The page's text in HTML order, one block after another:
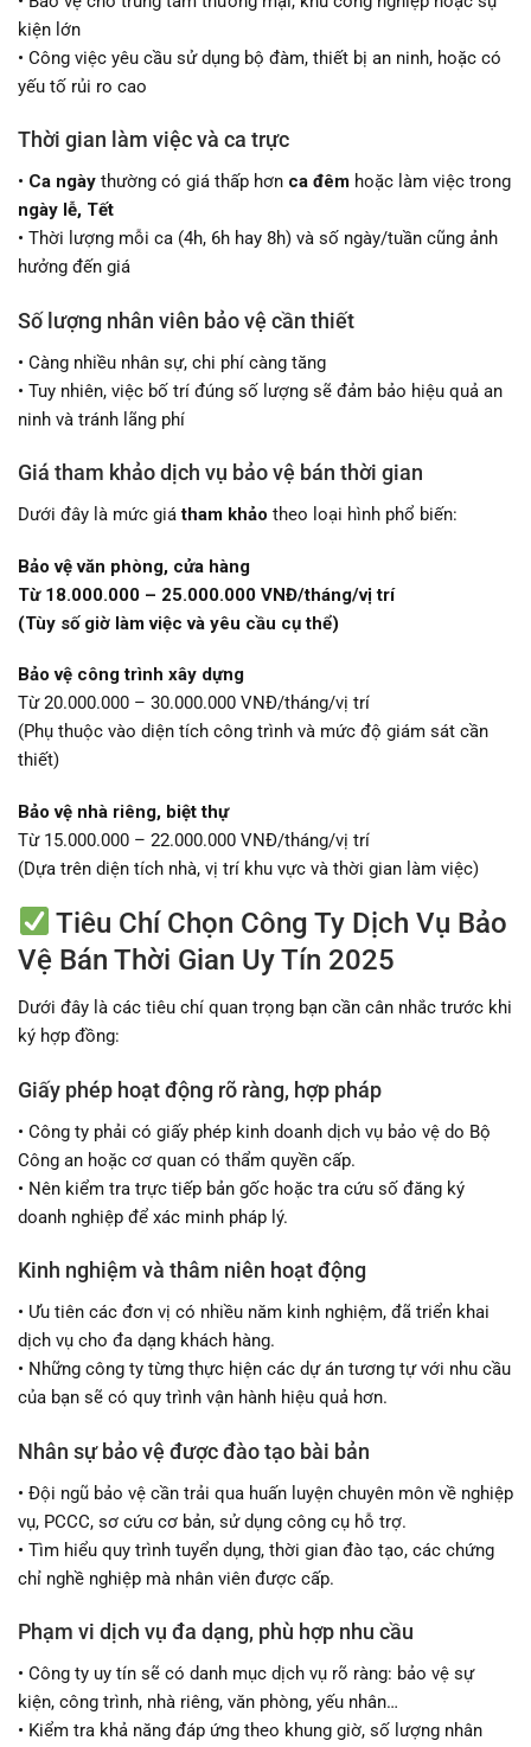
kiện lớn
• Công việc yêu cầu sử dụng bộ đàm, thiết bị an ninh, hoặc có
yếu tố rủi ro cao
Thời gian làm việc và ca trực
• Ca ngày thường có giá thấp hơn ca đêm hoặc làm việc trong
ngày lễ, Tết
• Thời lượng mỗi ca (4h, 6h hay 8h) và số ngày/tuần cũng ảnh
hưởng đến giá
Số lượng nhân viên bảo vệ cần thiết
• Càng nhiều nhân sự, chi phí càng tăng
• Tuy nhiên, việc bố trí đúng số lượng sẽ đảm bảo hiệu quả an
ninh và tránh lãng phí
Giá tham khảo dịch vụ bảo vệ bán thời gian
Dưới đây là mức giátham khảo theo loại hình phổ biến:
Bảo vệ văn phòng, cửa hàng
Từ 18.000.000 – 25.000.000 VNĐ/tháng/vị trí
(Tùy số giờ làm việc và yêu cầu cụ thể)
Bảo vệ công trình xây dựng
Từ 20.000.000 – 30.000.000 VNĐ/tháng/vị trí
(Phụ thuộc vào diện tích công trình và mức độ giám sát cần
thiết)
Bảo vệ nhà riêng, biệt thự
Từ 15.000.000 – 22.000.000 VNĐ/tháng/vị trí
(Dựa trên diện tích nhà, vị trí khu vực và thời gian làm việc)
Tiêu Chí Chọn Công Ty Dịch Vụ Bảo
Vệ Bán Thời Gian Uy Tín 2025
Dưới đây là các tiêu chí quan trọng bạn cần cân nhắc trước khi
ký hợp đồng:
Giấy phép hoạt động rõ ràng, hợp pháp
• Công ty phải có giấy phép kinh doanh dịch vụ bảo vệ do Bộ
Công an hoặc cơ quan có thẩm quyền cấp.
• Nên kiểm tra trực tiếp bản gốc hoặc tra cứu số đăng ký
doanh nghiệp để xác minh pháp lý.
Kinh nghiệm và thâm niên hoạt động
• Ưu tiên các đơn vị có nhiều năm kinh nghiệm, đã triển khai
dịch vụ cho đa dạng khách hàng.
• Những công ty từng thực hiện các dự án tương tự với nhu cầu
của bạn sẽ có quy trình vận hành hiệu quả hơn.
Nhân sự bảo vệ được đào tạo bài bản
• Đội ngũ bảo vệ cần trải qua huấn luyện chuyên môn về nghiệp
vụ, PCCC, sơ cứu cơ bản, sử dụng công cụ hỗ trợ.
• Tìm hiểu quy trình tuyển dụng, thời gian đào tạo, các chứng
chỉ nghề nghiệp mà nhân viên được cấp.
Phạm vi dịch vụ đa dạng, phù hợp nhu cầu
• Công ty uy tín sẽ có danh mục dịch vụ rõ ràng: bảo vệ sự
kiện, công trình, nhà riêng, văn phòng, yếu nhân…
• Kiểm tra khả năng đáp ứng theo khung giờ, số lượng nhân